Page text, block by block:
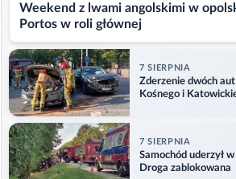
Weekend z lwami angolskimi w
Portos w roli głównej
7 SIERPNIA
Zderzenie dwóch
Kośnego i
7 SIERPNIA
Samochód uderzył
Droga zablokowana